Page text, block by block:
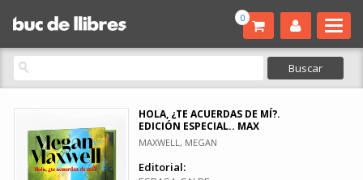
0
HOLA, ¿TE ACUERDAS DE MÍ?.
EDICIÓN ESPECIAL.. MAX
MAXWELL, MEGAN
Editorial: